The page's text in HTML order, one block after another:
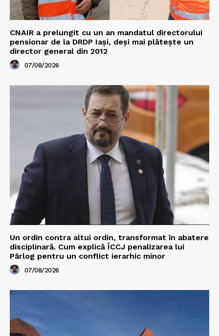
CNAIR a prelungit cu un an mandatul directorului
pensionar de la DRDP Iași, deși mai plătește un
director general din 2012
07/08/2026
Un ordin contra altui ordin, transformat în abatere
disciplinară. Cum explică ÎCCJ penalizarea lui
Pârlog pentru un conflict ierarhic minor
07/08/2026